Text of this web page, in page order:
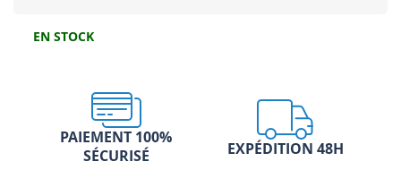
EN STOCK
PAIEMENT 100%
SÉCURISÉ
EXPÉDITION 48H